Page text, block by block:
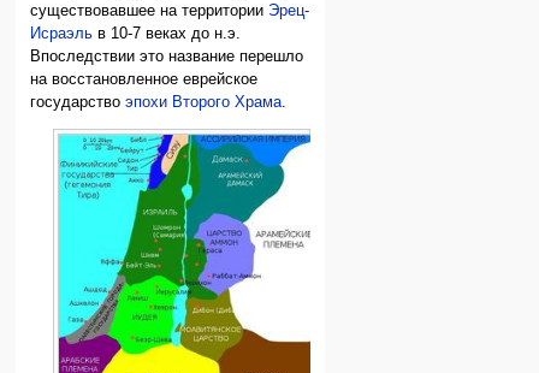
существовавшее на территории Эрец-
Исраэль в 10-7 веках до н.э.
Впоследствии это название перешло
на восстановленное еврейское
государствоэпохи Второго Храма